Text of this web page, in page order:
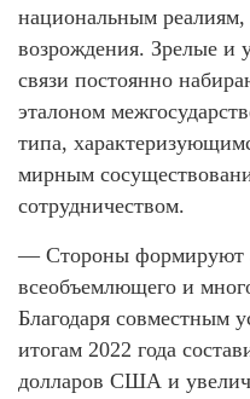
национальным
возрождения. Зрелые и
связи постоянно
эталоном
типа,
мирным
сотрудничеством.
— Стороны формируют
всеобъемлющего и
Благодаря совместным
итогам 2022 года
долларов США и